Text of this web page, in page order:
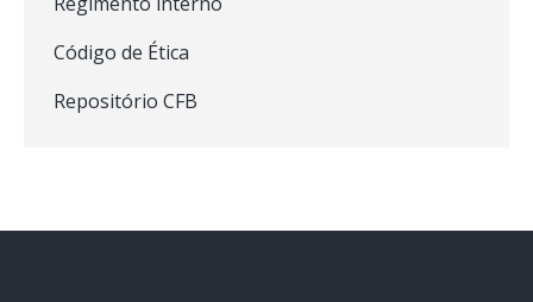
Código de Ética
Repositório CFB